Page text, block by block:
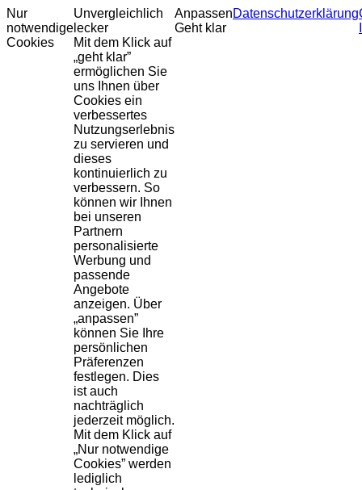
Nur
notwendige
Cookies
Unvergleichlich
lecker
Mit dem Klick auf
„geht klar”
ermöglichen Sie
uns Ihnen über
Cookies ein
verbessertes
Nutzungserlebnis
zu servieren und
dieses
kontinuierlich zu
verbessern. So
können wir Ihnen
bei unseren
Partnern
personalisierte
Werbung und
passende
Angebote
anzeigen. Über
„anpassen”
können Sie Ihre
persönlichen
Präferenzen
festlegen. Dies
ist auch
nachträglich
jederzeit möglich.
Mit dem Klick auf
„Nur notwendige
Cookies” werden
lediglich
Anpassen
Geht klar
Datenschutzerklärung